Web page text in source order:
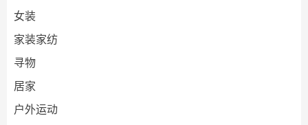
女装
家装家纺
寻物
居家
户外运动